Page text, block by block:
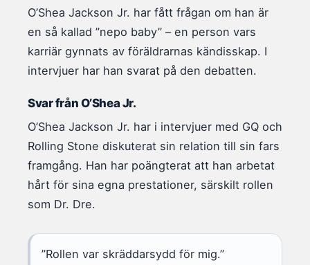
O’Shea Jackson Jr. har fått frågan om han är
en så kallad ”nepo baby” – en person vars
karriär gynnats av föräldrarnas kändisskap. I
intervjuer har han svarat på den debatten.
Svar från O’Shea Jr.
O’Shea Jackson Jr. har i intervjuer med GQ och
Rolling Stone diskuterat sin relation till sin fars
framgång. Han har poängterat att han arbetat
hårt för sina egna prestationer, särskilt rollen
som Dr. Dre.
”Rollen var skräddarsydd för mig.”